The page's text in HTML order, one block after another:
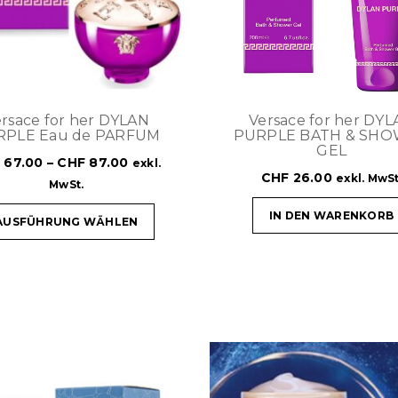
for her DYLAN
Eau de PARFUM
67.00 – CHF 87.00 exkl.
MwSt.
WÄHLEN
Versace for her
PURPLE BATH &
GEL
CHF 26.00 exkl.
IN DEN WARENKORB